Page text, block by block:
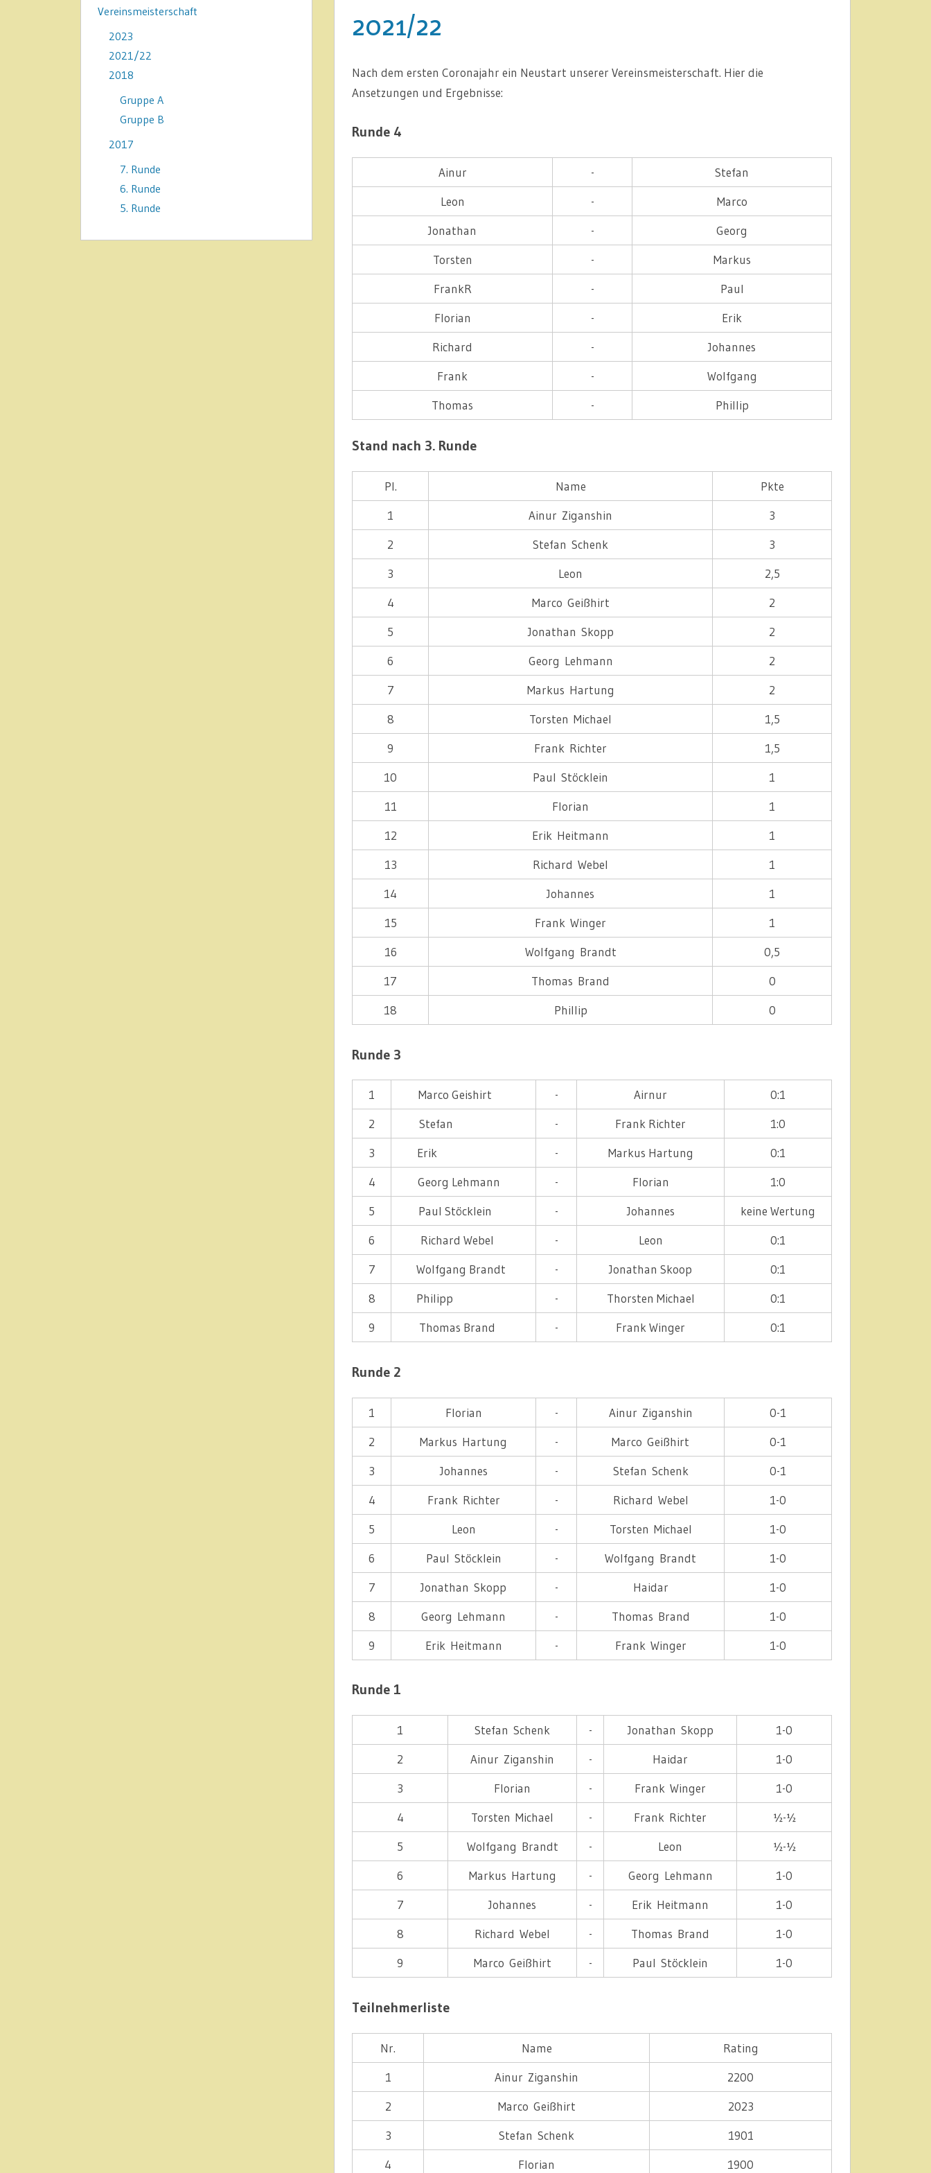
2021/22
Nach dem ersten Coronajahr ein Neustart unserer Vereinsmeisterschaft. Hier die
Ansetzungen und Ergebnisse:
Runde 4
Ainur -
Stefan
Leon
-
Marco
Jonathan
-
Georg
Torsten
-
Markus
FrankR
-
Paul
Florian
-
Erik
Richard
-
Johannes
Frank
-
Wolfgang
Thomas
- Phillip
Stand nach 3. Runde
Pl. Name
Pkte
1
Ainur Ziganshin
3
2
Stefan Schenk
3
3
Leon
2,5
4
Marco Geißhirt
2
5
Jonathan Skopp
2
6
Georg Lehmann
2
7
Markus Hartung
2
8
Torsten Michael
1,5
9
Frank Richter
1,5
10
Paul Stöcklein
1
11
Florian
1
12
Erik Heitmann
1
13
Richard Webel
1
14
Johannes
1
15
Frank Winger
1
16
Wolfgang Brandt
0,5
17
Thomas Brand
0
18
Phillip 0
Runde 3
1 Marco Geishirt - Airnur
0:1
2
Stefan - Frank Richter
1:0
3
Erik - Markus Hartung
0:1
4
Georg Lehmann - Florian
1:0
5
Paul Stöcklein - Johannes
keine Wertung
6
Richard Webel - Leon
0:1
7
Wolfgang Brandt - Jonathan Skoop
0:1
8
Philipp - Thorsten Michael
0:1
9
Thomas Brand - Frank Winger 0:1
Runde 2
1 Florian - Ainur Ziganshin
0-1
2
Markus Hartung - Marco Geißhirt
0-1
3
Johannes - Stefan Schenk
0-1
4
Frank Richter - Richard Webel
1-0
5
Leon - Torsten Michael
1-0
6
Paul Stöcklein - Wolfgang Brandt
1-0
7
Jonathan Skopp - Haidar
1-0
8
Georg Lehmann - Thomas Brand
1-0
9
Erik Heitmann - Frank Winger 1-0
Runde 1
1 Stefan Schenk - Jonathan Skopp
1-0
2
Ainur Ziganshin - Haidar
1-0
3
Florian - Frank Winger
1-0
4
Torsten Michael - Frank Richter
½-½
5
Wolfgang Brandt - Leon
½-½
6
Markus Hartung - Georg Lehmann
1-0
7
Johannes - Erik Heitmann
1-0
8
Richard Webel - Thomas Brand
1-0
9
Marco Geißhirt - Paul Stöcklein 1-0
Teilnehmerliste
Nr. Name
Rating
1
Ainur Ziganshin
2200
2
Marco Geißhirt
2023
3
Stefan Schenk
1901
4
Florian 1900
Vereinsmeisterschaft
2023
2021/22
2018
Gruppe A
Gruppe B
2017
7. Runde
6. Runde
5. Runde